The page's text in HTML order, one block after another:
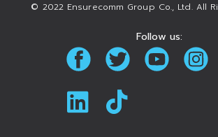
© 2022 Ensurecomm Group Co., Ltd. All
Follow us: